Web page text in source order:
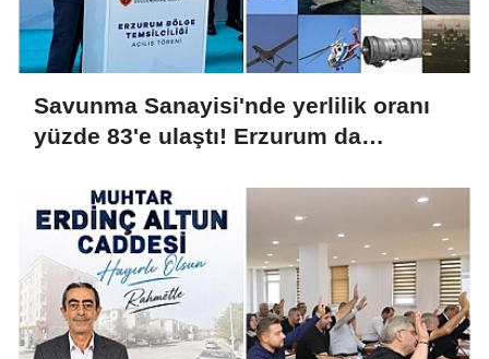
Savunma Sanayisi'nde yerlilik oranı
yüzde 83'e ulaştı! Erzurum da